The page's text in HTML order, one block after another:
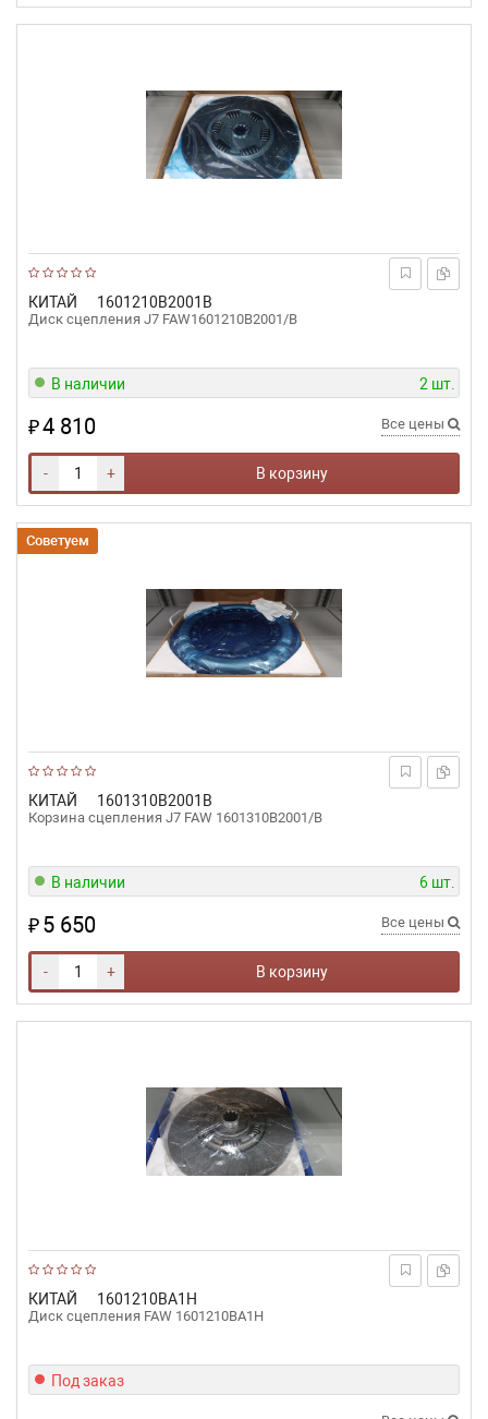
КИТАЙ 1601210B2001B
Диск сцепления J7 FAW1601210B2001/B
В наличии 2 шт.
₽4 810 Все цены
- + В корзину
КИТАЙ 1601310B2001B
Корзина сцепления J7 FAW 1601310B2001/B
Советуем
В наличии 6 шт.
₽5 650 Все цены
- + В корзину
КИТАЙ 1601210BA1H
Диск сцепления FAW 1601210BA1H
Под заказ